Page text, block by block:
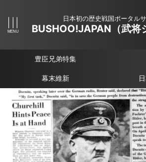
日本初の歴史戦国ポータル
BUSHOO!JAPAN（武将
豊臣兄弟特集
幕末維新